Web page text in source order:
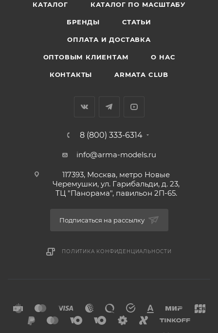
КАТАЛОГ КАТАЛОГ ПО МАСШТАБУ
БРЕНДЫ СТАТЬИ
ОПЛАТА И ДОСТАВКА
ОПТОВЫМ КЛИЕНТАМ О НАС
КОНТАКТЫ ARMATA CLUB
8 (800) 333-6314
info@arma-models.ru
117393, Москва, метро Новые
Черемушки, ул. Гарибальди, д. 23,
ТЦ "Панорама", павильон 2П-65.
Подписаться на рассылку
ПОЛИТИКА КОНФИДЕНЦИАЛЬНОСТИ